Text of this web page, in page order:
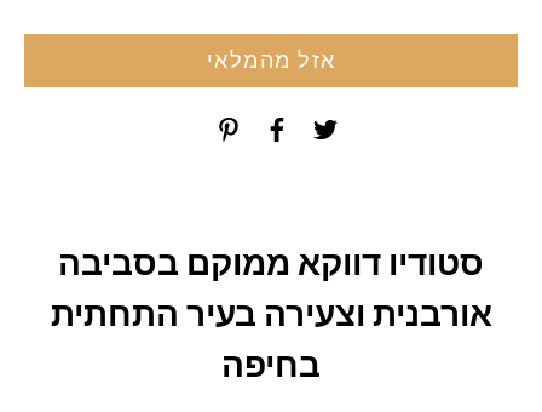
אזל מהמלאי
סטודיו דווקא ממוקם בסביבה
אורבנית וצעירה בעיר התחתית
בחיפה